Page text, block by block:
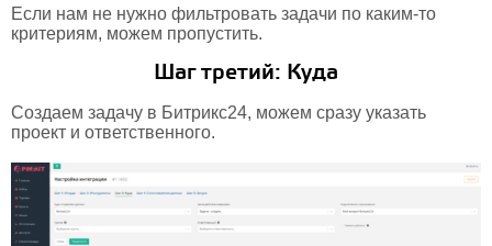
Если нам не нужно фильтровать задачи по каким-то
критериям, можем пропустить.
Шаг третий: Куда
Создаем задачу в Битрикс24, можем сразу указать
проект и ответственного.